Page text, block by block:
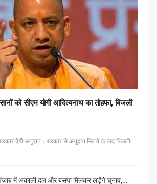
को सीएम योगी आद‍ित्‍यनाथ का तोहफा, ब‍िजली
देगी अनुदान। सरकार से अनुदान मिलने के बाद बिजली
में अकाली दल और बसपा मिलकर लड़ेंगे चुनाव,…